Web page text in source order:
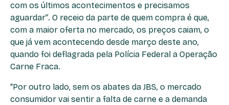
com os últimos acontecimentos e precisamos
aguardar”. O receio da parte de quem compra é que,
com a maior oferta no mercado, os preços caiam, o
que já vem acontecendo desde março deste ano,
quando foi deflagrada pela Polícia Federal a Operação
Carne Fraca.
“Por outro lado, sem os abates da JBS, o mercado
consumidor vai sentir a falta de carne e a demanda